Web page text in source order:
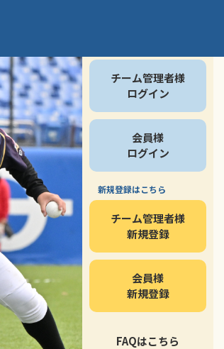
チーム管理者様
ログイン
会員様
ログイン
新規登録はこちら
チーム管理者様
新規登録
会員様
新規登録
FAQはこちら